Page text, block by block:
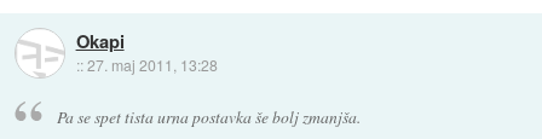
Okapi
::27. maj 2011, 13:28
Pa se spet tista urna postavka še bolj zmanjša.